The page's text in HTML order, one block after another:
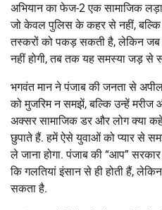
अभियान का फेज-2 एक सामाजिक
जो केवल पुलिस के कहर से नहीं,
तस्करों को पकड़ सकती है, लेकिन
नहीं होगी, तब तक यह समस्या जड़ से
भगवंत मान ने पंजाब की जनता से
को मुजरिम न समझें, बल्कि उन्हें मरीज
अक्सर सामाजिक डर और लोग क्या
छुपाते हैं. हमें ऐसे युवाओं को प्यार से
ले जाना होगा. पंजाब की “आप”
कि गलतियां इंसान से ही होती हैं,
सकता है.